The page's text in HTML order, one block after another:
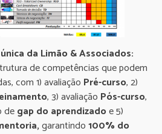
da Limão & Associados:
de competências que podem
com 1) avaliação Pré-curso, 2)
, 3) avaliação Pós-curso,
degap do aprendizadoe 5)
garantindo100% do